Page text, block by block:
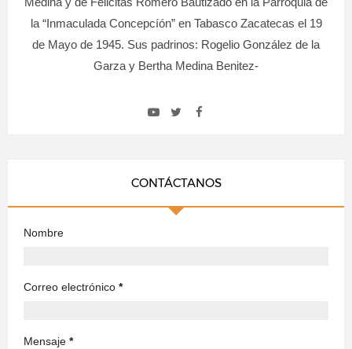
la “Inmaculada Concepcíón” en Tabasco Zacatecas el 19
de Mayo de 1945. Sus padrinos: Rogelio González de la
Garza y Bertha Medina Benitez-
CONTÁCTANOS
Nombre
Correo electrónico *
Mensaje *